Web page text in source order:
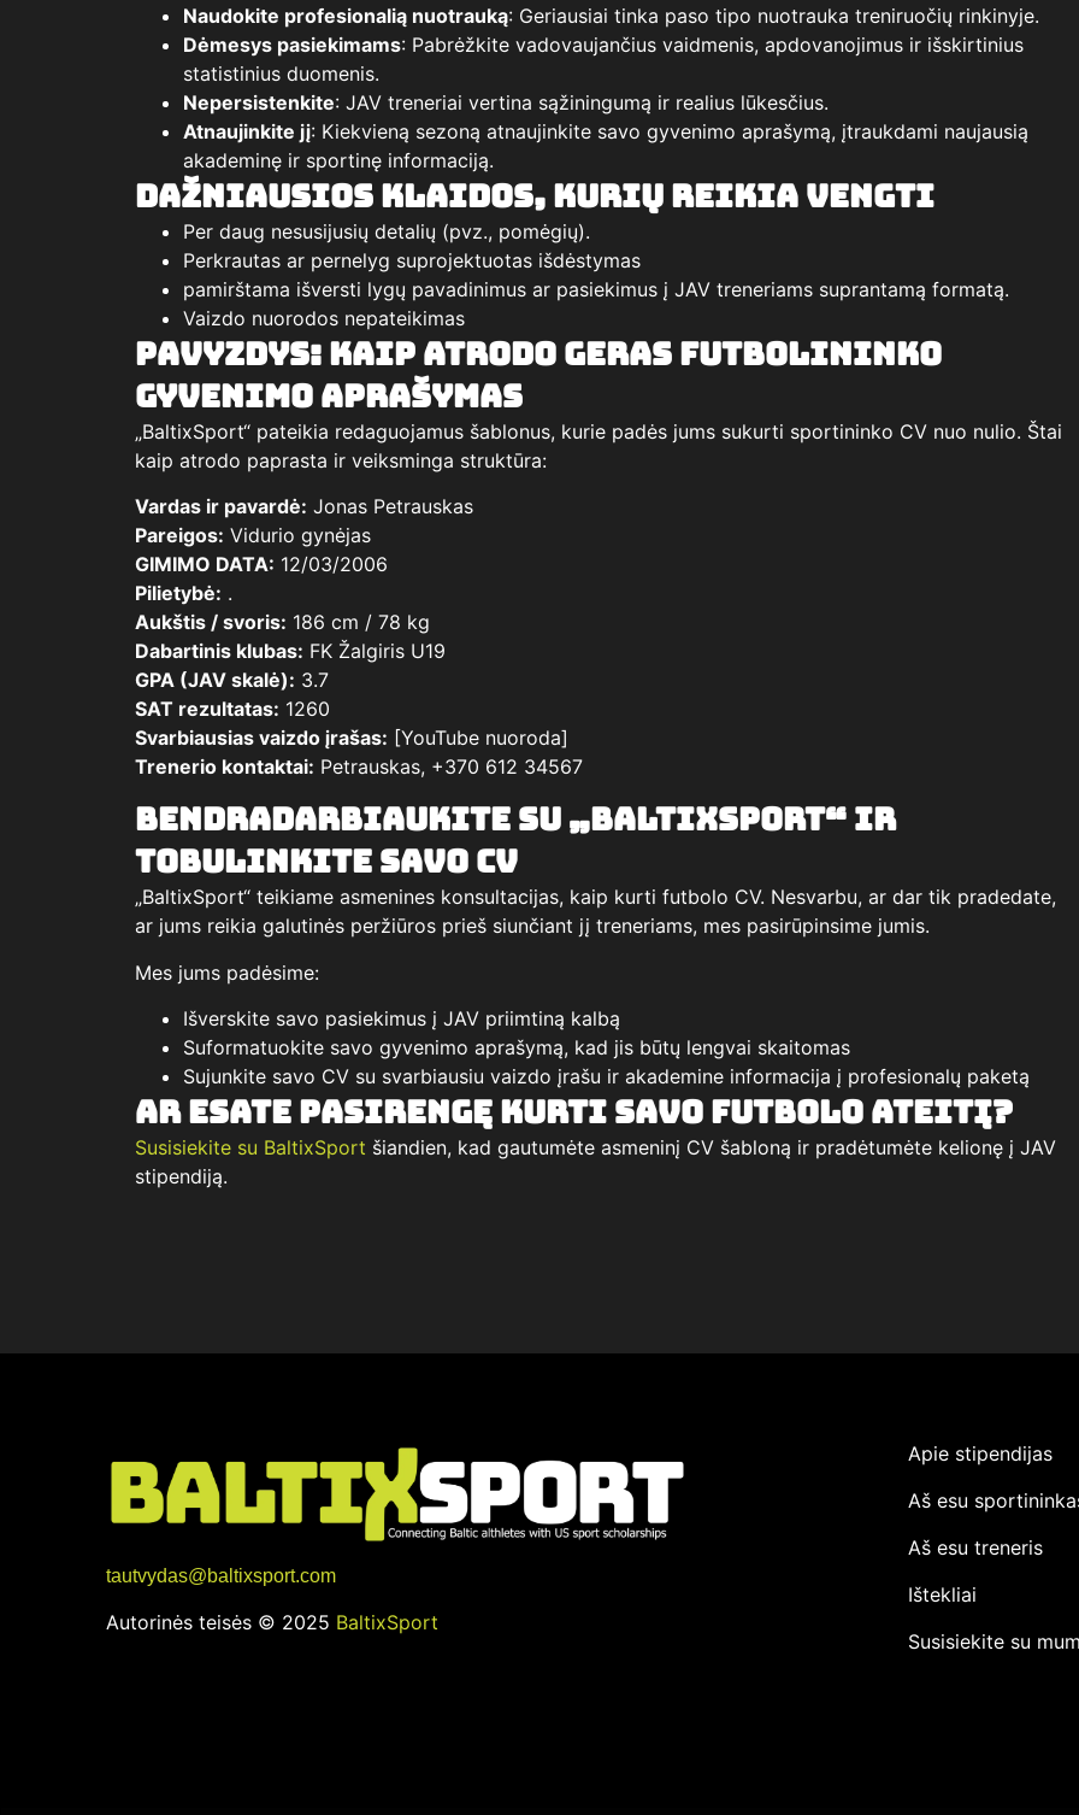
Naudokite profesionalią nuotrauką: Geriausiai tinka paso tipo nuotrauka treniruočių rinkinyje.
Dėmesys pasiekimams: Pabrėžkite vadovaujančius vaidmenis, apdovanojimus ir išskirtinius
statistinius duomenis.
Nepersistenkite: JAV treneriai vertina sąžiningumą ir realius lūkesčius.
Atnaujinkite jį: Kiekvieną sezoną atnaujinkite savo gyvenimo aprašymą, įtraukdami naujausią
akademinę ir sportinę informaciją.
Dažniausios klaidos, kurių reikia vengti
Per daug nesusijusių detalių (pvz., pomėgių).
Perkrautas ar pernelyg suprojektuotas išdėstymas
pamirštama išversti lygų pavadinimus ar pasiekimus į JAV treneriams suprantamą formatą.
Vaizdo nuorodos nepateikimas
Pavyzdys: Kaip atrodo geras futbolininko
gyvenimo aprašymas
„BaltixSport“ pateikia redaguojamus šablonus, kurie padės jums sukurti sportininko CV nuo nulio. Štai
kaip atrodo paprasta ir veiksminga struktūra:
Vardas ir pavardė: Jonas Petrauskas
Pareigos: Vidurio gynėjas
GIMIMO DATA: 12/03/2006
Pilietybė: .
Aukštis / svoris: 186 cm / 78 kg
Dabartinis klubas: FK Žalgiris U19
GPA (JAV skalė): 3.7
SAT rezultatas: 1260
Svarbiausias vaizdo įrašas: [YouTube nuoroda]
Trenerio kontaktai: Petrauskas, +370 612 34567
Bendradarbiaukite su „BaltixSport“ ir
tobulinkite savo CV
„BaltixSport“ teikiame asmenines konsultacijas, kaip kurti futbolo CV. Nesvarbu, ar dar tik pradedate,
ar jums reikia galutinės peržiūros prieš siunčiant jį treneriams, mes pasirūpinsime jumis.
Mes jums padėsime:
Išverskite savo pasiekimus į JAV priimtiną kalbą
Suformatuokite savo gyvenimo aprašymą, kad jis būtų lengvai skaitomas
Sujunkite savo CV su svarbiausiu vaizdo įrašu ir akademine informacija į profesionalų paketą
Ar esate pasirengę kurti savo futbolo ateitį?
Susisiekite su BaltixSport šiandien, kad gautumėte asmeninį CV šabloną ir pradėtumėte kelionę į JAV
stipendiją.
tautvydas@baltixsport.com
Autorinės teisės © 2025 BaltixSport
Apie stipendijas
Aš esu
Aš esu treneris
Ištekliai
Susisiekite su